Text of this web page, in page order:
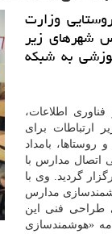
وزارت
شهرهای زیر
به شبكه
فناوری اطلاعات،
ارتباطات برای
زیر ۲۰ هزار نفر و روستاها، بامداد
اتصال مدارس با
گردید. وی با
مدارس
طراحی فنی این
«هوشمندسازی